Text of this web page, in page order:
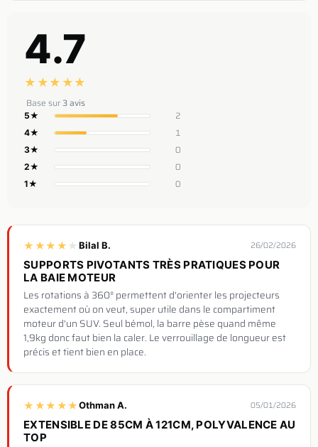
4.7
★ ★★ ★★
Base sur3 avis
5★ 2
4★ 1
3★ 0
2★ 0
1★ 0
★★★★★ Bilal B. 26/02/2026
SUPPORTS PIVOTANTS TRÈS PRATIQUES POUR
LA BAIE MOTEUR
Les rotations à 360° permettent d'orienter les projecteurs
exactement où on veut, super utile dans le compartiment
moteur d'un SUV. Seul bémol, la barre pèse quand même
1,9kg donc faut bien la caler. Le verrouillage de longueur est
précis et tient bien en place.
★★★★★Othman A. 05/01/2026
EXTENSIBLE DE 85CM À 121CM, POLYVALENCE AU
TOP